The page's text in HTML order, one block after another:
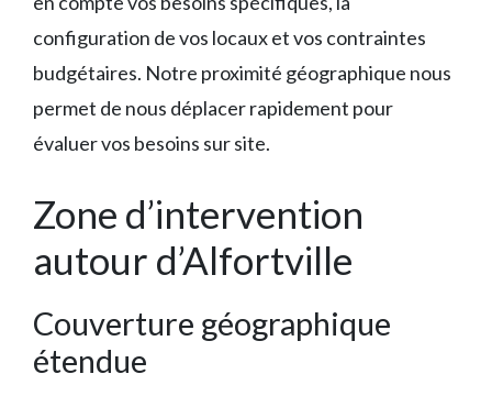
configuration de vos locaux et vos contraintes
budgétaires. Notre proximité géographique nous
permet de nous déplacer rapidement pour
évaluer vos besoins sur site.
Zone d’intervention
autour d’Alfortville
Couverture géographique
étendue